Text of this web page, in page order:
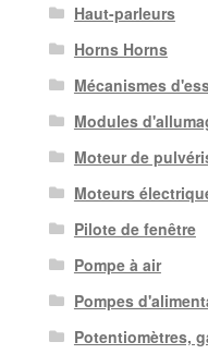
Haut-parleurs
Horns Horns
Mécanismes
Modules
Moteur de
Moteurs
Pilote de fenêtre
Pompe à air
Pompes
Potentiomètres,